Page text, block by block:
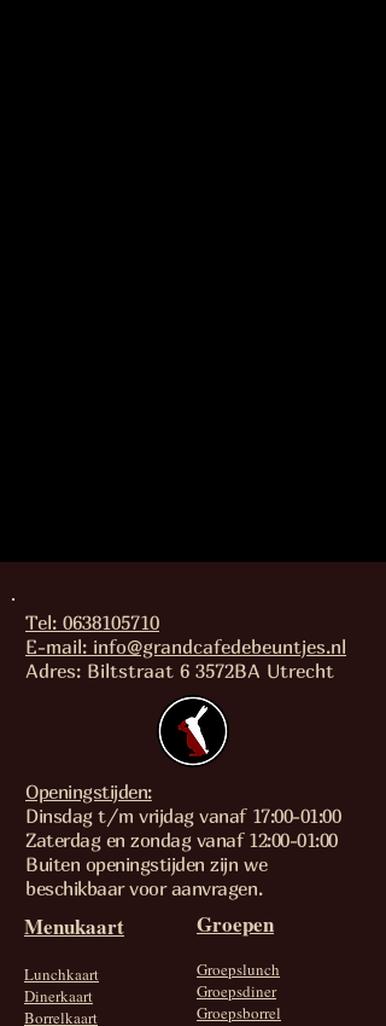
Tel: 0638105710
E-mail: info@grandcafedebeuntjes.nl
Adres: Biltstraat 6 3572BA Utrecht
Openingstijden:
Dinsdag t/m vrijdag vanaf 17:00-01:00
Zaterdag en zondag vanaf 12:00-01:00
Buiten openingstijden zijn we
beschikbaar voor aanvragen.
Menukaart
Lunchkaart
Dinerkaart
Borrelkaart
Groepen
Groepslunch
Groepsdiner
Groepsborrel